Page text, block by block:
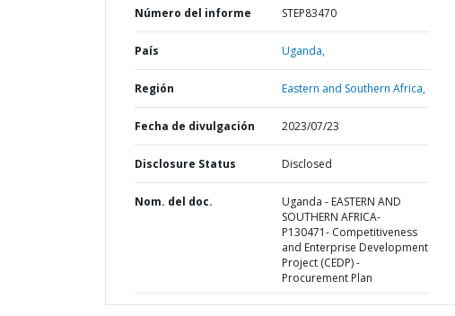
Número del informe STEP83470
País Uganda,
Región Eastern and Southern Africa,
Fecha de divulgación 2023/07/23
Disclosure Status Disclosed
Nom. del doc.
Uganda - EASTERN AND
SOUTHERN AFRICA-
P130471- Competitiveness
and Enterprise Development
Project (CEDP) -
Procurement Plan